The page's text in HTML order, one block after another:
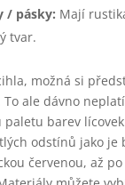
/ pásky: Mají
tvar.
možná si
ale dávno
barev
odstínů jako je
červenou, až